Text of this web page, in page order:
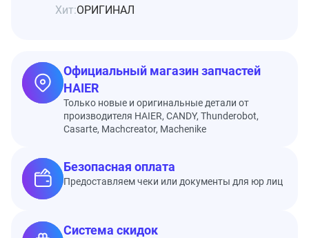
Хит:ОРИГИНАЛ
Официальный магазин запчастей
HAIER
Только новые и оригинальные детали от
производителя HAIER, CANDY, Thunderobot,
Casarte, Machcreator, Machenike
Безопасная оплата
Предоставляем чеки или документы для юр лиц
Система скидок